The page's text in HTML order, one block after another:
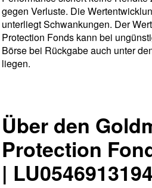
gegen Verluste. Die
unterliegt Schwankungen. Der
Protection Fonds kann bei
Börse bei Rückgabe auch unter
liegen.
Über den
Protection
|